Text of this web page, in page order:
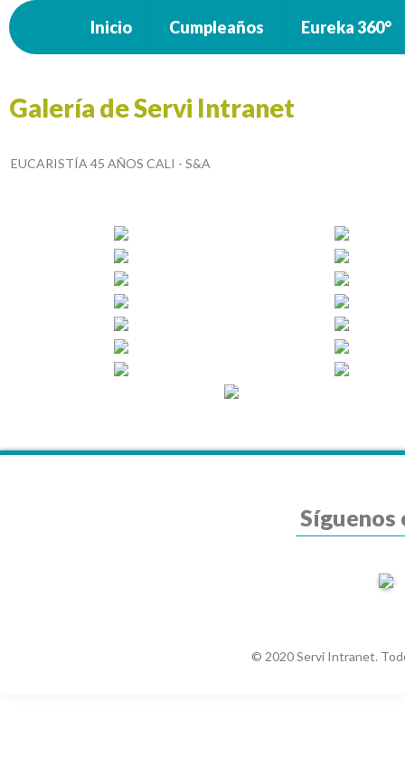
Inicio Cumpleaños Eureka 360°
Galería de Servi Intranet
EUCARISTÍA 45 AÑOS CALI - S&A
Síguenos
© 2020 Servi Intranet.